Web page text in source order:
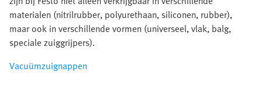
materialen (nitrilrubber, polyurethaan, siliconen, rubber),
maar ook in verschillende vormen (universeel, vlak, balg,
speciale zuiggrijpers).
Vacuümzuignappen